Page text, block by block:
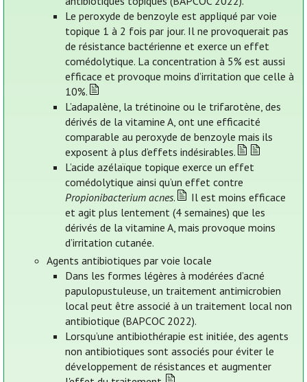
Le peroxyde de benzoyle est appliqué par voie
topique 1 à 2 fois par jour. Il ne provoquerait pas
de résistance bactérienne et exerce un effet
comédolytique. La concentration à 5% est aussi
efficace et provoque moins d’irritation que celle à
10%.
L’adapalène, la trétinoine ou le trifarotène, des
dérivés de la vitamine A, ont une efficacité
comparable au peroxyde de benzoyle mais ils
exposent à plus d’effets indésirables.
L’acide azélaïque topique exerce un effet
comédolytique ainsi qu’un effet contre
Propionibacterium acnes.
Il est moins efficace
et agit plus lentement (4 semaines) que les
dérivés de la vitamine A, mais provoque moins
d’irritation cutanée.
Agents antibiotiques par voie locale
Dans les formes légères à modérées d’acné
papulopustuleuse, un traitement antimicrobien
local peut être associé à un traitement local non
antibiotique (BAPCOC 2022).
Lorsqu’une antibiothérapie est initiée, des agents
non antibiotiques sont associés pour éviter le
développement de résistances et augmenter